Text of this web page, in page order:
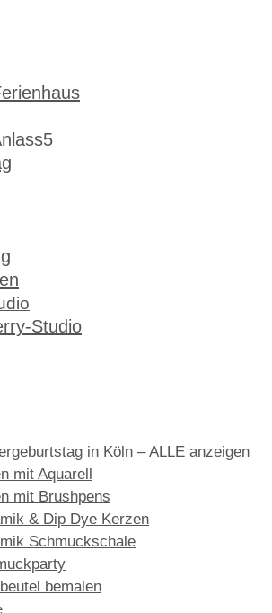
Studio
in Köln – ALLE anzeigen
mit Aquarell
mit Brushpens
& Dip Dye Kerzen
Schmuckschale
bemalen